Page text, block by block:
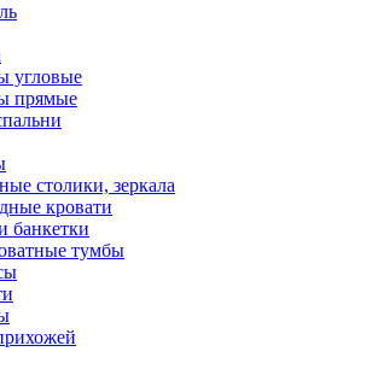
угловые
прямые
столики, зеркала
кровати
банкетки
тумбы